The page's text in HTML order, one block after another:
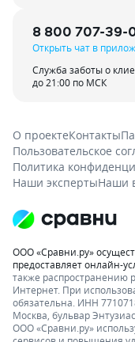
8 800 707-39-
Открыть чат в
Служба заботы о
до 21:00 по МСК
О проектеКонтакты
Пользовательское
Политика
Наши экспертыНаши
ООО «Сравни.ру»
предоставляет онлайн-
также распространению
Интернет. При
обязательна. ИНН
Москва, бульвар
ООО «Сравни.ру»